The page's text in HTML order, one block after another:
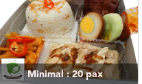
Minimal : 20pax